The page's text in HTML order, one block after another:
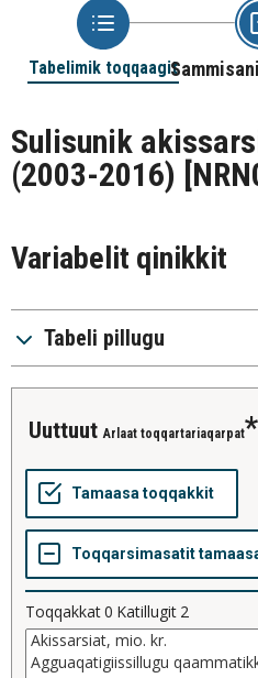
Tabelimik toqqaagit
Sulisunik
(2003-2016)
Variabelit qinikkit
Tabeli pillugu
uuttuut Arlaat toqqartariaqarpat
Toqqakkat0 Katillugit 2